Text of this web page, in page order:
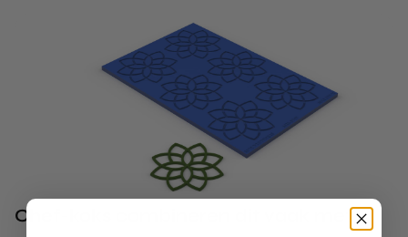
Chef-koks combineren dit vaak met